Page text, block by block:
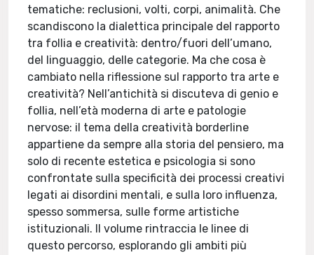
tematiche: reclusioni, volti, corpi, animalità. Che
scandiscono la dialettica principale del rapporto
tra follia e creatività: dentro/fuori dell’umano,
del linguaggio, delle categorie. Ma che cosa è
cambiato nella riflessione sul rapporto tra arte e
creatività? Nell’antichità si discuteva di genio e
follia, nell’età moderna di arte e patologie
nervose: il tema della creatività borderline
appartiene da sempre alla storia del pensiero, ma
solo di recente estetica e psicologia si sono
confrontate sulla specificità dei processi creativi
legati ai disordini mentali, e sulla loro influenza,
spesso sommersa, sulle forme artistiche
istituzionali. Il volume rintraccia le linee di
questo percorso, esplorando gli ambiti più